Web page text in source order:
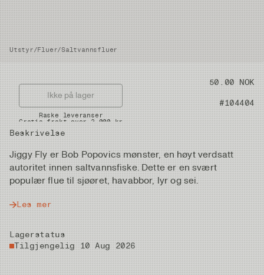
Utstyr/Fluer/Saltvannsfluer
Pris 50.00 NOK
Artikkelnummer #104404
Beskrivelse
Jiggy Fly er Bob Popovics mønster, en høyt verdsatt
autoritet innen saltvannsfiske. Dette er en svært
populær flue til sjøøret, havabbor, lyr og sei.
Les mer
Lagerstatus
Tilgjengelig 10 Aug 2026
Ikke på lager
Raske leveranser
Gratis frakt over 2.000 kr